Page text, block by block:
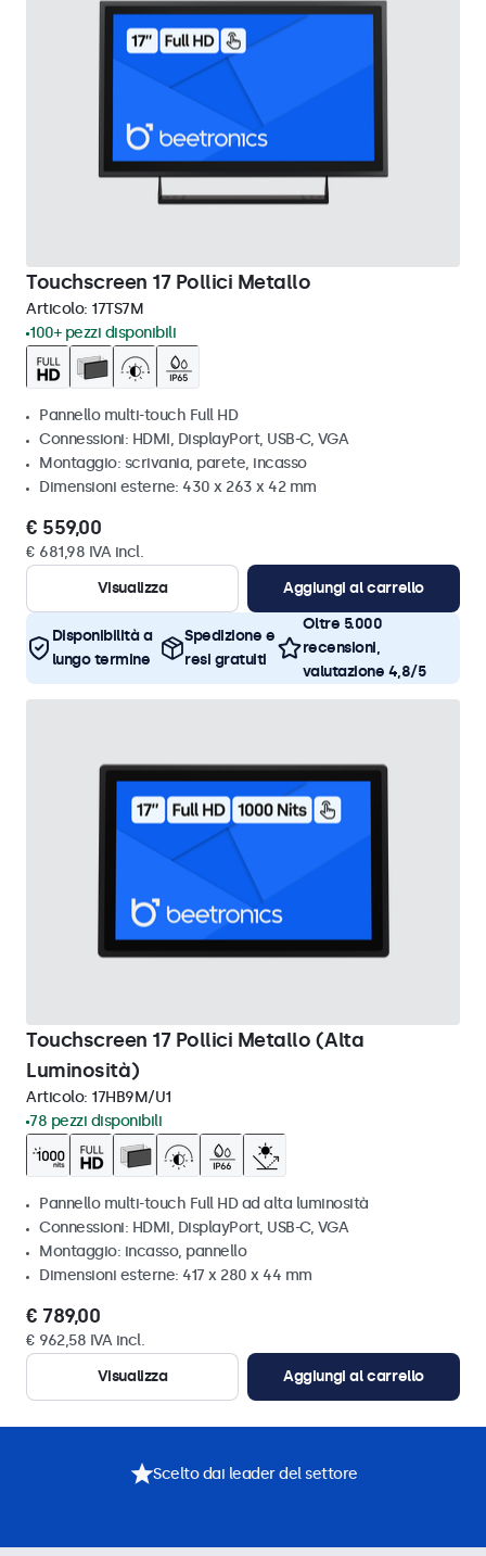
Touchscreen 17 Pollici Metallo
Articolo: 17TS7M
100+ pezzi disponibili
Pannello multi-touch Full HD
Connessioni: HDMI, DisplayPort, USB-C, VGA
Montaggio: scrivania, parete, incasso
Dimensioni esterne: 430 x 263 x 42 mm
€ 559,00
€ 681,98 IVA incl.
Visualizza
Aggiungi al carrello
Disponibilità a
lungo termine
Spedizione e
resi gratuiti
Oltre 5.000
recensioni,
valutazione 4,8/5
Touchscreen 17 Pollici Metallo (Alta
Luminosità)
Articolo: 17HB9M/U1
78 pezzi disponibili
Pannello multi-touch Full HD ad alta luminosità
Connessioni: HDMI, DisplayPort, USB-C, VGA
Montaggio: incasso, pannello
Dimensioni esterne: 417 x 280 x 44 mm
€ 789,00
€ 962,58 IVA incl.
Visualizza
Aggiungi al carrello
Scelto dai leader del settore